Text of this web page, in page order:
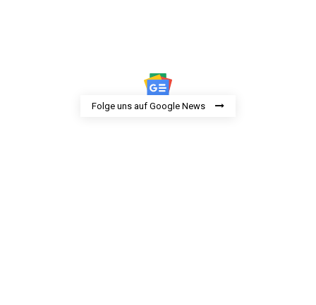
Folge uns auf Google News